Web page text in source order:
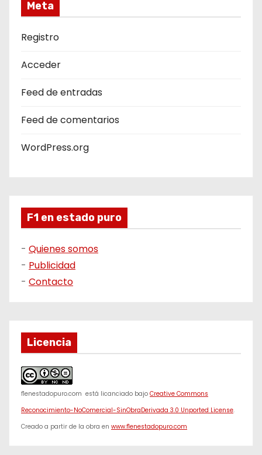
Meta
Registro
Acceder
Feed de entradas
Feed de comentarios
WordPress.org
F1 en estado puro
- Quienes somos
- Publicidad
- Contacto
Licencia
f1enestadopuro.com está licanciado bajo Creative Commons
Reconocimiento-NoComercial-SinObraDerivada 3.0 Unported License.
Creado a partir de la obra en www.f1enestadopuro.com